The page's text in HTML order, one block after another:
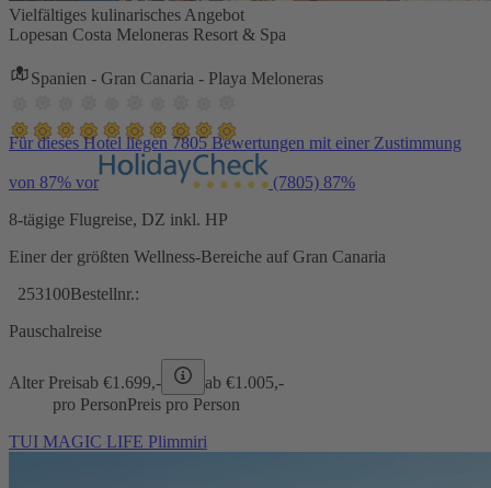
Vielfältiges kulinarisches Angebot
Lopesan Costa Meloneras Resort & Spa
Spanien - Gran Canaria - Playa Meloneras
Für dieses Hotel liegen 7805 Bewertungen mit einer Zustimmung
von 87% vor (7805) 87%
8-tägige Flugreise, DZ inkl. HP
Einer der größten Wellness-Bereiche auf Gran Canaria
253100Bestellnr.:
Pauschalreise
Alter Preisab €1.699,- ab €1.005,-
pro PersonPreis pro Person
TUI MAGIC LIFE Plimmiri